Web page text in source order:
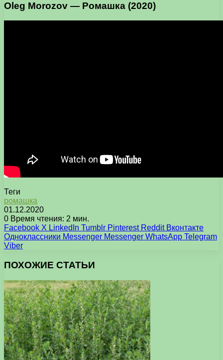
Oleg Morozov — Ромашка (2020)
Теги
ромашка
01.12.2020
0 Время чтения: 2 мин.
Facebook X LinkedIn Tumblr Pinterest Reddit Вконтакте
Одноклассники Messenger Messenger WhatsApp Telegram
Viber
ПОХОЖИЕ СТАТЬИ